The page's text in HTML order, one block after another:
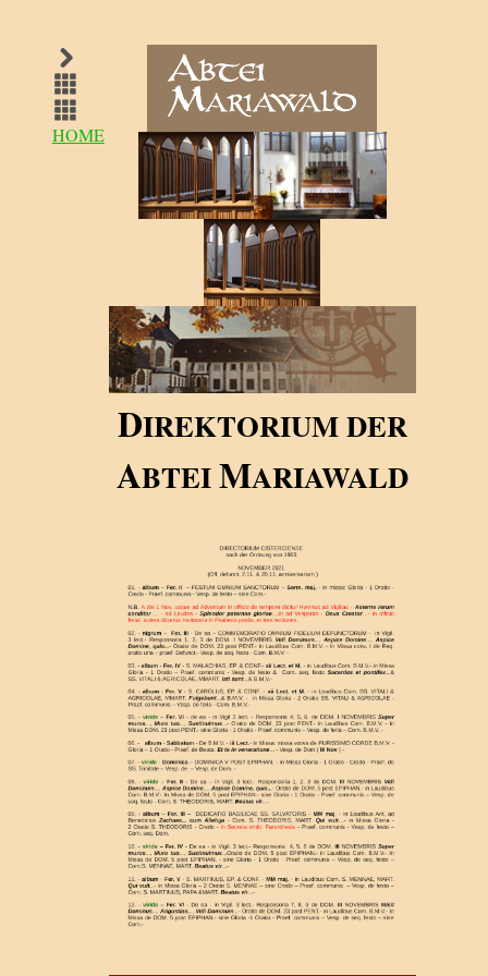
HOME
DIREKTORIUM DER
ABTEIMARIAWALD